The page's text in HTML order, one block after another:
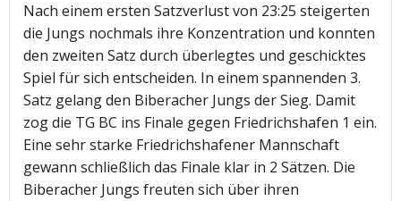
Nach einem ersten Satzverlust von 23:25 steigerten
die Jungs nochmals ihre Konzentration und konnten
den zweiten Satz durch überlegtes und geschicktes
Spiel für sich entscheiden. In einem spannenden 3.
Satz gelang den Biberacher Jungs der Sieg. Damit
zog die TG BC ins Finale gegen Friedrichshafen 1 ein.
Eine sehr starke Friedrichshafener Mannschaft
gewann schließlich das Finale klar in 2 Sätzen. Die
Biberacher Jungs freuten sich über ihren